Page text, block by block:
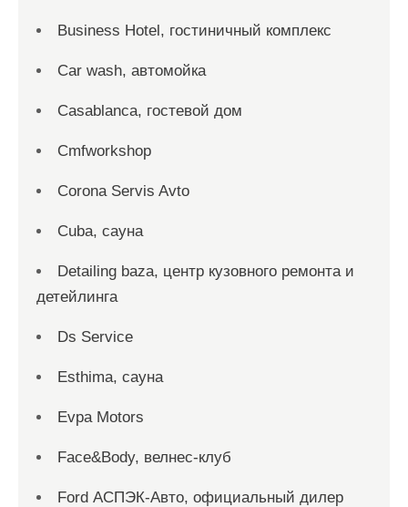
Business Hotel, гостиничный комплекс
Car wash, автомойка
Casablanca, гостевой дом
Cmfworkshop
Corona Servis Avto
Cuba, сауна
Detailing baza, центр кузовного ремонта и
детейлинга
Ds Service
Esthima, сауна
Evpa Motors
Face&Body, велнес-клуб
Ford АСПЭК-Авто, официальный дилер